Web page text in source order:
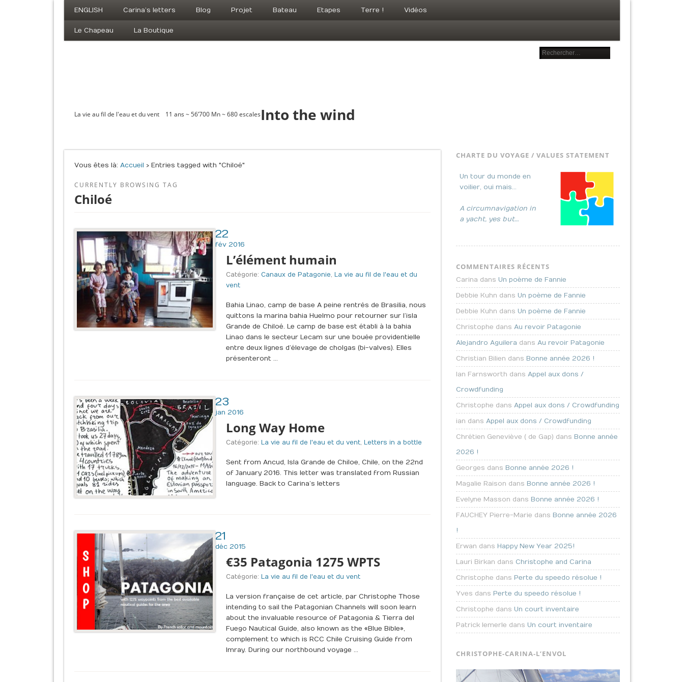
ENGLISH Carina’s letters Blog Projet Bateau Etapes Terre ! Vidéos
Le Chapeau La Boutique
Into the wind
La vie au fil de l'eau et du vent 11 ans ~ 56’700 Mn ~ 680 escales
Vous êtes là : Accueil › Entries tagged with "Chiloé"
CURRENTLY BROWSING TAG
Chiloé
22
fév 2016
L’élément humain
Catégorie: Canaux de Patagonie La vie au fil de l'eau et du
vent
Bahia Linao, camp de base A peine rentrés de Brasilia, nous
quittons la marina bahia Huelmo pour retourner sur l’isla
Grande de Chiloé. Le camp de base est établi à la bahia
Linao dans le secteur Lecam sur une bouée providentielle
entre deux lignes d’élevage de cholgas (bi-valves). Elles
présenteront …
23
jan 2016
Long Way Home
Catégorie: La vie au fil de l'eau et du vent, Letters in a bottle
Sent from Ancud, Isla Grande de Chiloe, Chile, on the 22nd
of January 2016. This letter was translated from Russian
language. Back to Carina’s letters
21
déc 2015
€35 Patagonia 1275 WPTS
Catégorie: La vie au fil de l'eau et du vent
La version française de cet article, par Christophe Those
intending to sail the Patagonian Channels will soon learn
about the invaluable resource of Patagonia & Tierra del
Fuego Nautical Guide, also known as the «Blue Bible»,
complement to which is RCC Chile Cruising Guide from
Imray. During our northbound voyage …
CHARTE DU VOYAGE / VALUES STATEMENT
Un tour du monde en
voilier, oui mais…
A circumnavigation in
a yacht, yes but…
COMMENTAIRES RÉCENTS
Carina dansUn poème de Fannie
Debbie Kuhn dansUn poème de Fannie
Debbie Kuhn dansUn poème de Fannie
Christophe dansAu revoir Patagonie
Alejandro Aguilera dansAu revoir Patagonie
Christian Bilien dansBonne année 2026 !
Ian Farnsworth dansAppel aux dons /
Crowdfunding
Christophe dansAppel aux dons / Crowdfunding
ian dansAppel aux dons / Crowdfunding
Chrétien Geneviève ( de Gap) dansBonne année
2026 !
Georges dansBonne année 2026 !
Magalie Raison dansBonne année 2026 !
Evelyne Masson dansBonne année 2026 !
FAUCHEY Pierre-Marie dansBonne année 2026
!
Erwan dansHappy New Year 2025!
Lauri Birkan dans Christophe and Carina
Christophe dansPerte du speedo résolue !
Yves dansPerte du speedo résolue !
Christophe dansUn court inventaire
Patrick lemerle dansUn court inventaire
CHRISTOPHE-CARINA-L’ENVOL